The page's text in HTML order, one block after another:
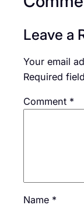
Leave a
Your email
Required
Comment *
Name *